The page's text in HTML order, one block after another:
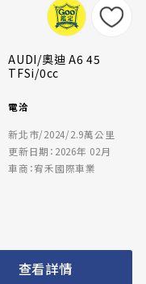
AUDI/奧迪 A6 45
TFSi/0cc
電洽
新北市/2024/2.9萬公里
更新日期：2026年 02月
車商：宥禾國際車業
查看詳情